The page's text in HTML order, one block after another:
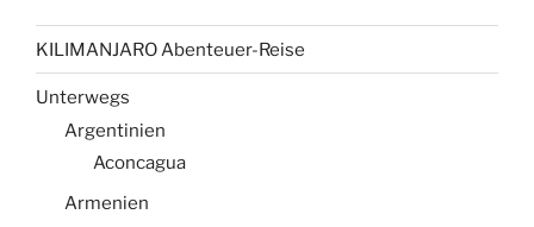
KILIMANJARO Abenteuer-Reise
Unterwegs
Argentinien
Aconcagua
Armenien